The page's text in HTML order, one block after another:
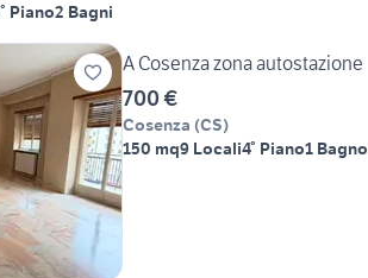
Piano2 Bagni
A Cosenza zona autostazione
700 €
Cosenza (CS)
150 mq9 Locali4° Piano1 Bagno